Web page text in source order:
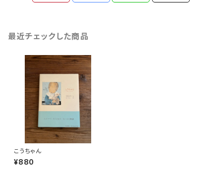
最近チェックした商品
こうちゃん
¥880